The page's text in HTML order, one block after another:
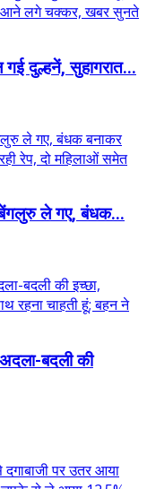
दुल्हनें, सुहागरात...
बेंगलुरु ले गए, बंधक...
बदली की